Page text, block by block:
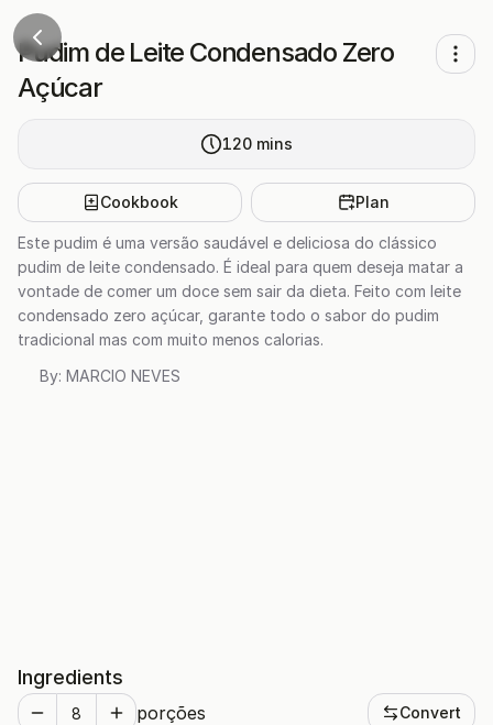
Pudim de Leite Condensado Zero
Açúcar
120 mins
Cookbook Plan
Este pudim é uma versão saudável e deliciosa do clássico
pudim de leite condensado. É ideal para quem deseja matar a
vontade de comer um doce sem sair da dieta. Feito com leite
condensado zero açúcar, garante todo o sabor do pudim
tradicional mas com muito menos calorias.
By: MARCIO NEVES
Ingredients
porções Convert